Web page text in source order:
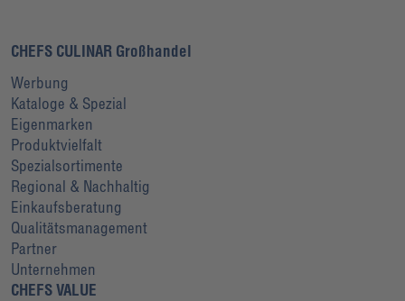
CHEFS CULINAR Großhandel
Werbung
Kataloge & Spezial
Eigenmarken
Produktvielfalt
Spezialsortimente
Regional & Nachhaltig
Einkaufsberatung
Qualitätsmanagement
Partner
Unternehmen
CHEFS VALUE